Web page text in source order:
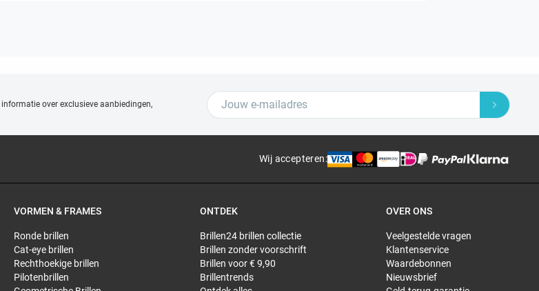
informatie over exclusieve aanbiedingen,
Wij accepteren:
VORMEN & FRAMES
Ronde brillen
Cat-eye brillen
Rechthoekige brillen
Pilotenbrillen
ONTDEK
Brillen24 brillen collectie
Brillen zonder voorschrift
Brillen voor € 9,90
Brillentrends
OVER ONS
Veelgestelde vragen
Klantenservice
Waardebonnen
Nieuwsbrief